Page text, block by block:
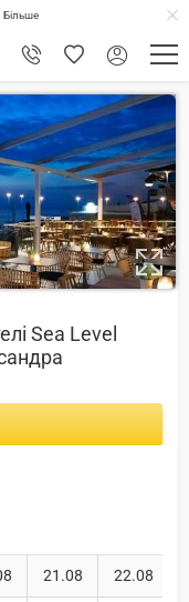
Більше
9
Sea Level
21.08 22.08